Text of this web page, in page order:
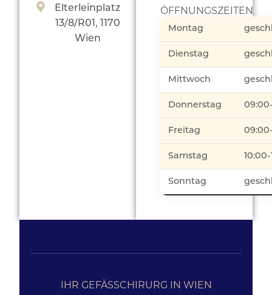
Elterleinplatz
13/8/R01, 1170
Wien
ÖFFNUNGSZEITEN
Montag
Dienstag
Mittwoch
Donnerstag
Freitag
Samstag 10:00-
Sonntag
IHR GEFÄSSCHIRURG IN WIEN